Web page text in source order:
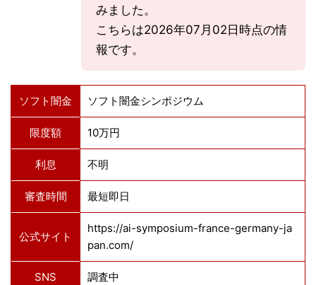
みました。
こちらは2026年07月02日時点の情
報です。
ソフト闇金 ソフト闇金シンポジウム
限度額 10万円
利息 不明
審査時間 最短即日
公式サイト
https://ai-symposium-france-germany-ja
pan.com/
SNS 調査中